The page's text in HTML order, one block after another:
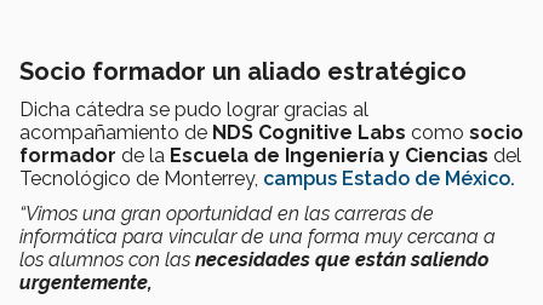
Socio formador un aliado estratégico
Dicha cátedra se pudo lograr gracias al
acompañamiento de NDS Cognitive Labs como socio
formador de la Escuela de Ingeniería y Ciencias del
Tecnológico de Monterrey, campus Estado de México.
“Vimos una gran oportunidad en las carreras de
informática para vincular de una forma muy cercana a
los alumnos con las necesidades que están saliendo
urgentemente,